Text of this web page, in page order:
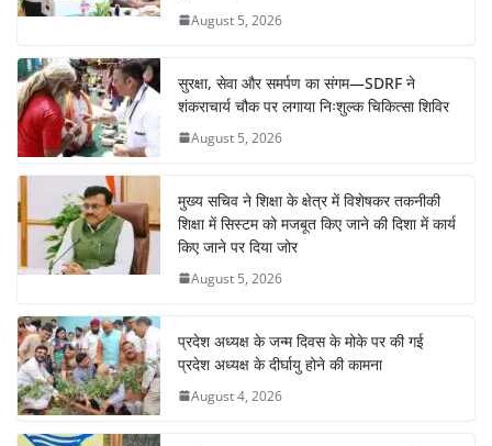
August 5, 2026
सुरक्षा, सेवा और समर्पण का संगम—SDRF ने
शंकराचार्य चौक पर लगाया निःशुल्क चिकित्सा शिविर
August 5, 2026
मुख्य सचिव ने शिक्षा के क्षेत्र में विशेषकर तकनीकी
शिक्षा में सिस्टम को मजबूत किए जाने की दिशा में कार्य
किए जाने पर दिया जोर
August 5, 2026
प्रदेश अध्यक्ष के जन्म दिवस के मोके पर की गई
प्रदेश अध्यक्ष के दीर्घायु होने की कामना
August 4, 2026